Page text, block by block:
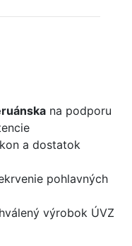
na podporu
a dostatok
pohlavných
výrobok ÚVZ